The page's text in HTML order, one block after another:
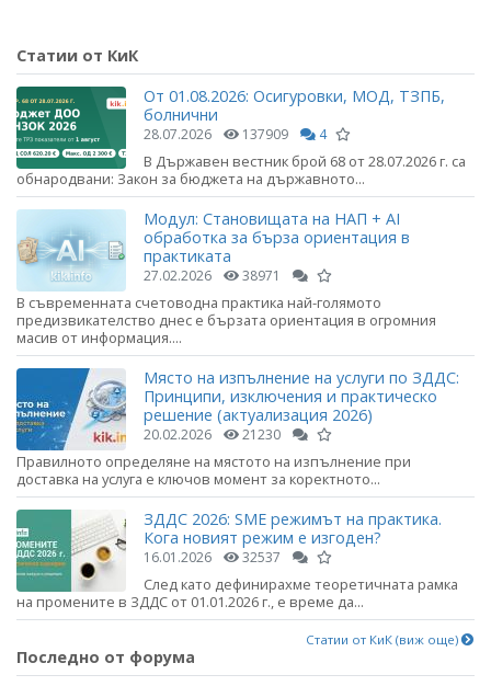
Статии от КиК
От 01.08.2026: Осигуровки, МОД, ТЗПБ,
болнични
28.07.2026 137909 4
В Държавен вестник брой 68 от 28.07.2026 г. са
обнародвани: Закон за бюджета на държавното...
Модул: Становищата на НАП + AI
обработка за бърза ориентация в
практиката
27.02.2026 38971
В съвременната счетоводна практика най-голямото
предизвикателство днес е бързата ориентация в огромния
масив от информация....
Място на изпълнение на услуги по ЗДДС:
Принципи, изключения и практическо
решение (актуализация 2026)
20.02.2026 21230
Правилното определяне на мястото на изпълнение при
доставка на услуга е ключов момент за коректното...
ЗДДС 2026: SME режимът на практика.
Кога новият режим е изгоден?
16.01.2026 32537
След като дефинирахме теоретичната рамка
на промените в ЗДДС от 01.01.2026 г., е време да...
Статии от КиК (виж още)
Последно от форума